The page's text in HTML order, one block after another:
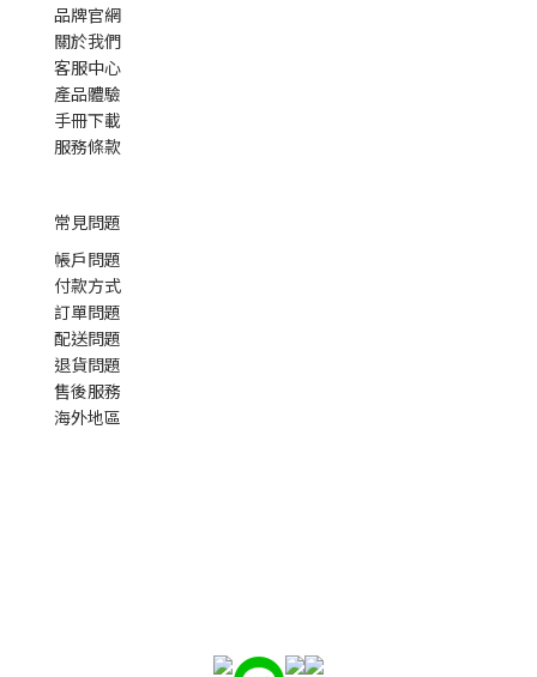
品牌官網
關於我們
客服中心
產品體驗
手冊下載
服務條款
常見問題
帳戶問題
付款方式
訂單問題
配送問題
退貨問題
售後服務
海外地區